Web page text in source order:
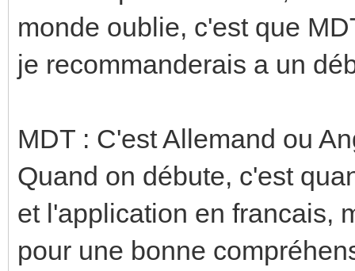
monde oublie, c'est que
je recommanderais a un
MDT : C'est Allemand ou
Quand on débute, c'est
et l'application en francais,
pour une bonne